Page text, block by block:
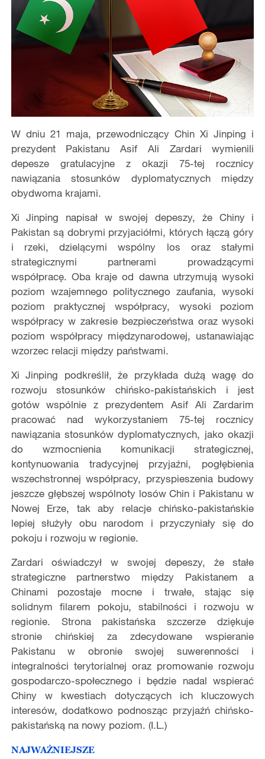
W dniu 21 maja, przewodniczący Chin Xi Jinping i
prezydent Pakistanu Asif Ali Zardari wymienili
depesze gratulacyjne z okazji 75-tej rocznicy
nawiązania stosunków dyplomatycznych między
obydwoma krajami.
Xi Jinping napisał w swojej depeszy, że Chiny i
Pakistan są dobrymi przyjaciółmi, których łączą góry
i rzeki, dzielącymi wspólny los oraz stałymi
strategicznymi partnerami prowadzącymi
współpracę. Oba kraje od dawna utrzymują wysoki
poziom wzajemnego politycznego zaufania, wysoki
poziom praktycznej współpracy, wysoki poziom
współpracy w zakresie bezpieczeństwa oraz wysoki
poziom współpracy międzynarodowej, ustanawiając
wzorzec relacji między państwami.
Xi Jinping podkreślił, że przykłada dużą wagę do
rozwoju stosunków chińsko-pakistańskich i jest
gotów wspólnie z prezydentem Asif Ali Zardarim
pracować nad wykorzystaniem 75-tej rocznicy
nawiązania stosunków dyplomatycznych, jako okazji
do wzmocnienia komunikacji strategicznej,
kontynuowania tradycyjnej przyjaźni, pogłębienia
wszechstronnej współpracy, przyspieszenia budowy
jeszcze głębszej wspólnoty losów Chin i Pakistanu w
Nowej Erze, tak aby relacje chińsko-pakistańskie
lepiej służyły obu narodom i przyczyniały się do
pokoju i rozwoju w regionie.
​Zardari oświadczył w swojej depeszy, że stałe
strategiczne partnerstwo między Pakistanem a
Chinami pozostaje mocne i trwałe, stając się
solidnym filarem pokoju, stabilności i rozwoju w
regionie. Strona pakistańska szczerze dziękuje
stronie chińskiej za zdecydowane wspieranie
Pakistanu w obronie swojej suwerenności i
integralności terytorialnej oraz promowanie rozwoju
gospodarczo-społecznego i będzie nadal wspierać
Chiny w kwestiach dotyczących ich kluczowych
interesów, dodatkowo podnosząc przyjaźń chińsko-
pakistańską na nowy poziom. (I.L.)
NAJWAŻNIEJSZE